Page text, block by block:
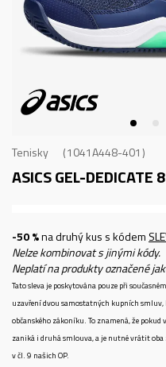
Tenisky 1041A448-401
ASICS GEL-DEDICATE
-50 %na druhý kus s kódem
Nelze kombinovat s jinými kódy.
Neplatí na produkty označené
Tato sleva je poskytována pouze při
uzavření dvou samostatných kupních smluv,
občanského zákoníku. To znamená, že
zaniká i druhá smlouva, a je nutné vrátit oba
v čl. 9 našich OP.